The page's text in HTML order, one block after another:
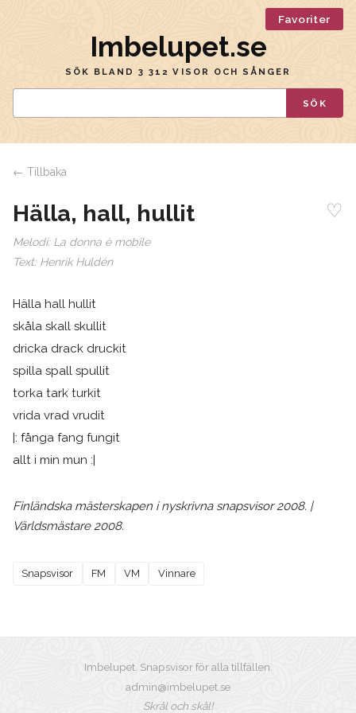
Favoriter
Imbelupet.se
SÖK BLAND 3 312 VISOR OCH SÅNGER
SÖK
← Tillbaka
Hälla, hall, hullit ♡
Melodi: La donna è mobile
Text: Henrik Huldén
Hälla hall hullit
skåla skall skullit
dricka drack druckit
spilla spall spullit
torka tark turkit
vrida vrad vrudit
|: fånga fang fungit
allt i min mun :|
Finländska mästerskapen i nyskrivna snapsvisor 2008. |
Världsmästare 2008.
Snapsvisor FM VM Vinnare
Imbelupet. Snapsvisor för alla tillfällen.
admin@imbelupet.se
Skrål och skål!